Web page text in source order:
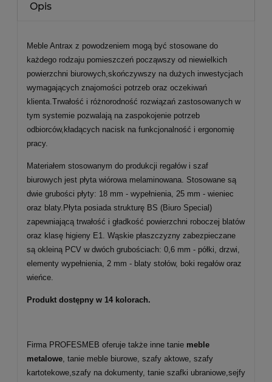
Opis
Meble Antrax z powodzeniem mogą być stosowane do
każdego rodzaju pomieszczeń począwszy od niewielkich
powierzchni biurowych,skończywszy na dużych inwestycjach
wymagających znajomości potrzeb oraz oczekiwań
klienta.Trwałość i różnorodność rozwiązań zastosowanych w
tym systemie pozwalają na zaspokojenie potrzeb
odbiorców,kładących nacisk na funkcjonalność i ergonomię
pracy.
Materiałem stosowanym do produkcji regałów i szaf
biurowych jest płyta wiórowa melaminowana. Stosowane są
dwie grubości płyty: 18 mm - wypełnienia, 25 mm - wieniec
oraz blaty.Płyta posiada strukturę BS (Biuro Special)
zapewniającą trwałość i gładkość powierzchni roboczej blatów
oraz klasę higieny E1. Wąskie płaszczyzny zabezpieczane
są okleiną PCV w dwóch grubościach: 0,6 mm - półki, drzwi,
elementy wypełnienia, 2 mm - blaty stołów, boki regałów oraz
wieńce.
Produkt dostępny w 14 kolorach.
Firma PROFESMEB oferuje także inne tanie meble
metalowe , tanie meble biurowe, szafy aktowe, szafy
kartotekowe,szafy na dokumenty, tanie szafki ubraniowe,sejfy